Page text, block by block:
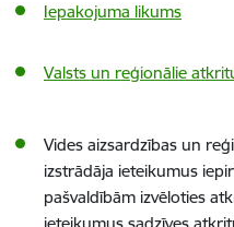
Iepakojuma likums
Valsts un reģionālie
Vides aizsardzības un
izstrādāja ieteikumus
pašvaldībām izvēloties